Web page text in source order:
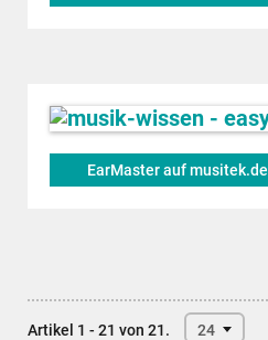
EarMaster auf musitek.de
Artikel 1 - 21 von 21. 24